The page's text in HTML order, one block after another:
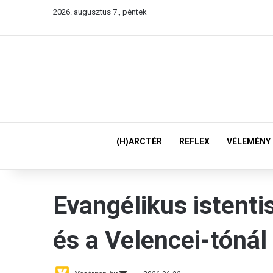
2026. augusztus 7., péntek
(H)ARCTÉR REFLEX VÉLEMÉNY
Evangélikus
és a Velencei-